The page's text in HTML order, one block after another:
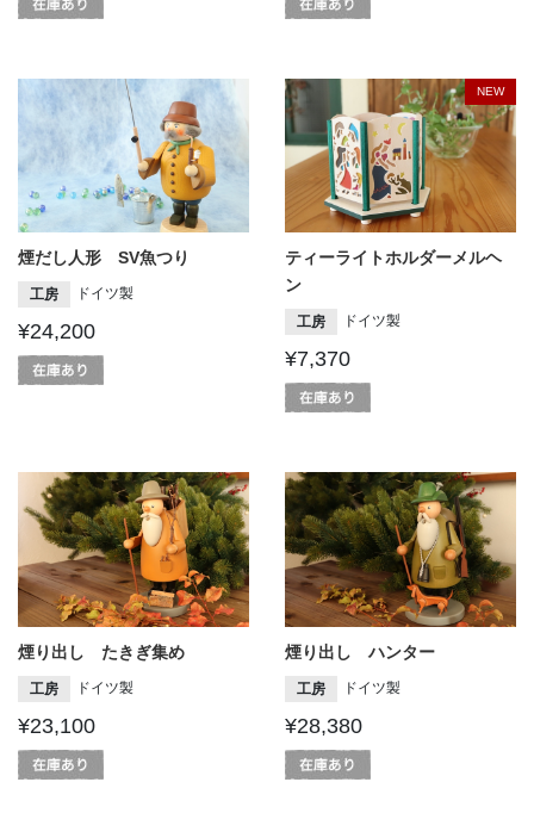
煙だし人形 SV魚つり
工房 ドイツ製
¥24,200
NEW
ティーライトホルダーメルヘ
ン
工房 ドイツ製
¥7,370
煙り出し たきぎ集め
工房 ドイツ製
¥23,100
煙り出し ハンター
工房 ドイツ製
¥28,380